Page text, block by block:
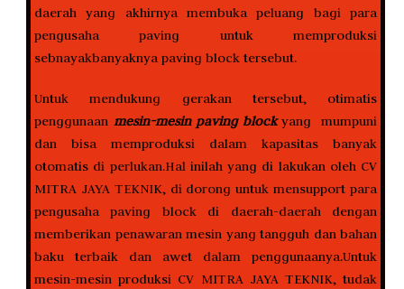
daerah yang akhirnya membuka peluang bagi para
pengusaha paving untuk memproduksi
sebnayakbanyaknya paving block tersebut.
Untuk mendukung gerakan tersebut, otimatis
penggunaan mesin-mesin paving blockyang mumpuni
dan bisa memproduksi dalam kapasitas banyak
otomatis di perlukan.Hal inilah yang di lakukan oleh CV
MITRA JAYA TEKNIK, di dorong untuk mensupport para
pengusaha paving block di daerah-daerah dengan
memberikan penawaran mesin yang tangguh dan bahan
baku terbaik dan awet dalam penggunaanya.Untuk
mesin-mesin produksi CV MITRA JAYA TEKNIK, tudak